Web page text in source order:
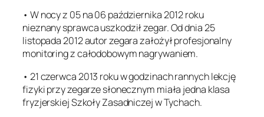
• W nocy z 05 na 06 października 2012 roku
nieznany sprawca uszkodził zegar. Od dnia 25
listopada 2012 autor zegara założył profesjonalny
monitoring z całodobowym nagrywaniem.
• 21 czerwca 2013 roku w godzinach rannych lekcję
fizyki przy zegarze słonecznym miała jedna klasa
fryzjerskiej Szkoły Zasadniczej w Tychach.